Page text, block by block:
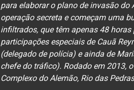
para elaborar o plano de invasão do
operação secreta e começam uma
infiltrados, que têm apenas 48
participações especiais de Cauã
(delegado de polícia) e ainda de
chefe do tráfico). Rodado em 2013,
Complexo do Alemão, Rio das